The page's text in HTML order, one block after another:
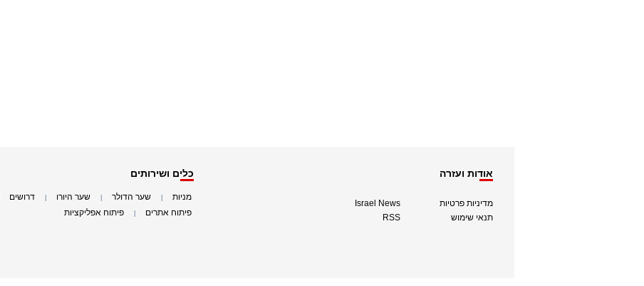
אודות ועזרה
מדיניות פרטיות
תנאי שימוש
Israel News
RSS
כלים ושירותים
מניות שער הדולר שער היורו דרושים
פיתוח אתרים פיתוח אפליקציות